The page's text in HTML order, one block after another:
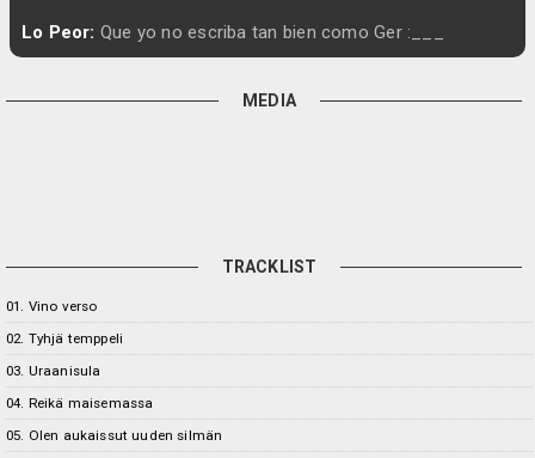
Lo Peor: Que yo no escriba tan bien como Ger :___
MEDIA
TRACKLIST
01. Vino verso
02. Tyhjä temppeli
03. Uraanisula
04. Reikä maisemassa
05. Olen aukaissut uuden silmän